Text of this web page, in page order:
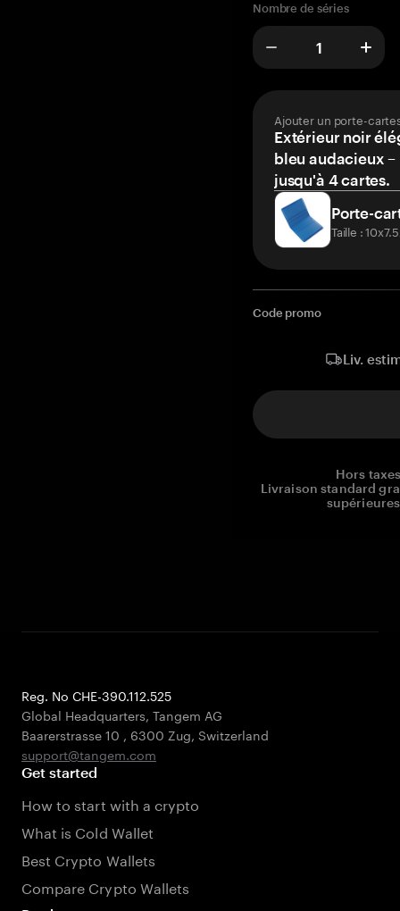
Nombre de séries
Ajouter un porte-
Extérieur noir
bleu audacieux
jusqu'à 4 cartes.
Porte-
Taille :
Code promo
Liv.
Hors
Livraison standard
Reg. No CHE-390.112.525
Global Headquarters, Tangem AG
Baarerstrasse 10 , 6300 Zug, Switzerland
support@tangem.com
Get started
How to start with a crypto
What is Cold Wallet
Best Crypto Wallets
Compare Crypto Wallets